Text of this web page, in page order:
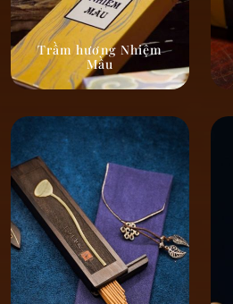
Trầm hương Nhiệm
Mầu